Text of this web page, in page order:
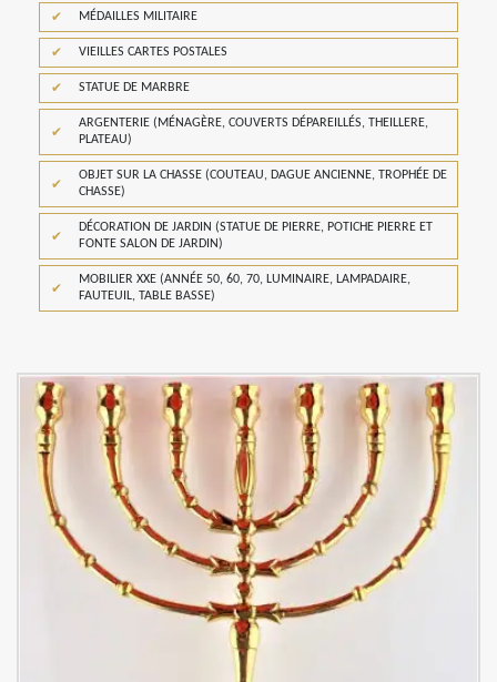
MÉDAILLES MILITAIRE
VIEILLES CARTES POSTALES
STATUE DE MARBRE
ARGENTERIE (MÉNAGÈRE, COUVERTS DÉPAREILLÉS, THEILLERE,
PLATEAU)
OBJET SUR LA CHASSE (COUTEAU, DAGUE ANCIENNE, TROPHÉE DE
CHASSE)
DÉCORATION DE JARDIN (STATUE DE PIERRE, POTICHE PIERRE ET
FONTE SALON DE JARDIN)
MOBILIER XXE (ANNÉE 50, 60, 70, LUMINAIRE, LAMPADAIRE,
FAUTEUIL, TABLE BASSE)